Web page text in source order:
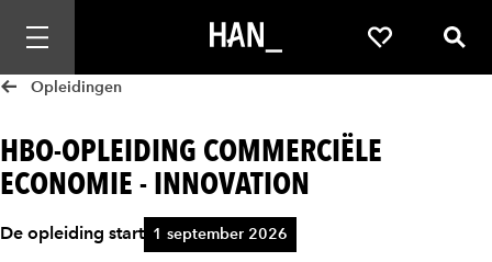
Mobiele navigatie openen Favorieten
Opleidingen
HBO-OPLEIDING COMMERCIËLE
ECONOMIE - INNOVATION
De opleiding start 1 september 2026